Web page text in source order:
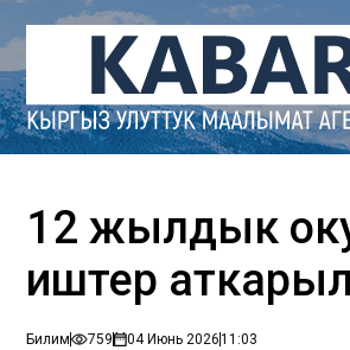
12 жылдык
иштер
Билим 759 04 Июнь 202611:03